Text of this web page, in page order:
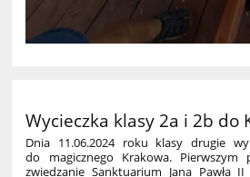
Wycieczka klasy 2a i 2b do
Dnia 11.06.2024 roku klasy drugie
do magicznego Krakowa. Pierwszym
zwiedzanie Sanktuarium Jana Pawła